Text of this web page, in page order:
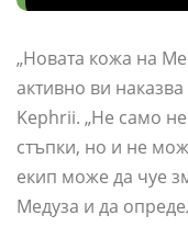
„Новата кожа на
активно ви
Kephrii. „Не само
стъпки, но и не
екип може да чуе
Медуза и да